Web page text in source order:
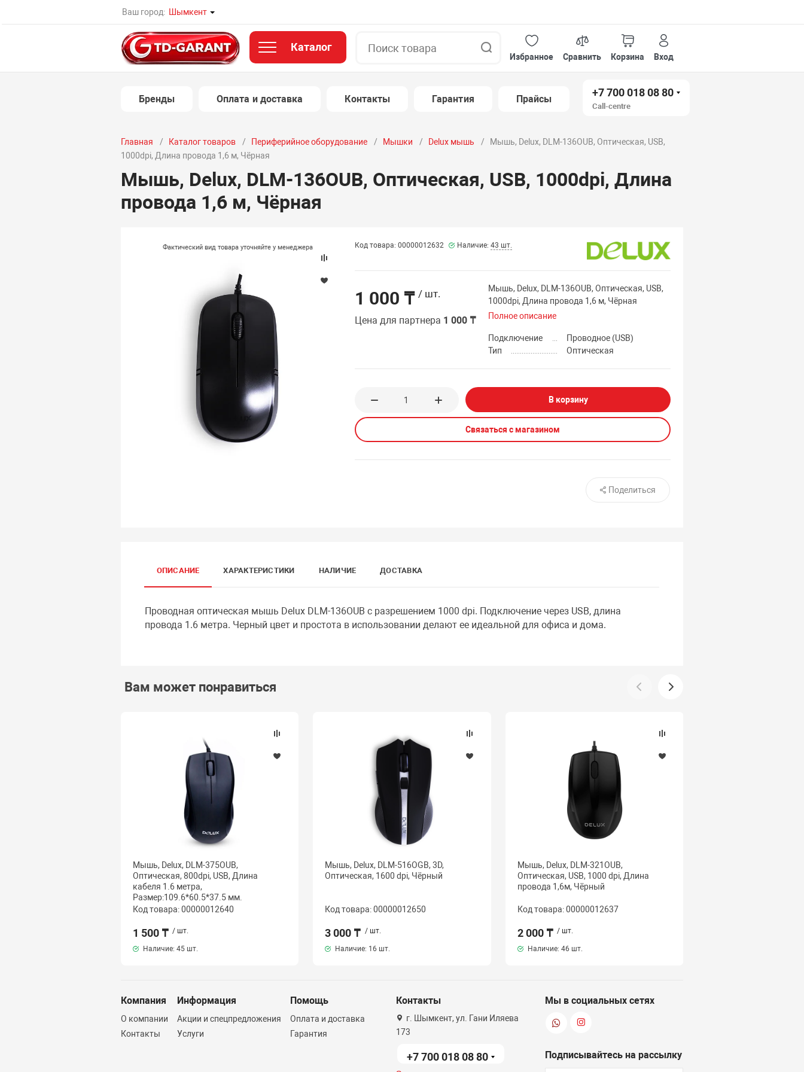
Ваш город: Шымкент
Каталог
Избранное
Сравнить Корзина Вход
Бренды Оплата и доставка Контакты Гарантия Прайсы
+7 700 018 08 80
Call-centre
Главная Каталог товаров Периферийное оборудование Мышки Delux мышь
Мышь, Delux, DLM-136OUB, Оптическая, USB,
1000dpi, Длина провода 1,6 м, Чёрная
Мышь, Delux, DLM-136OUB, Оптическая, USB, 1000dpi, Длина
провода 1,6 м, Чёрная
Фактический вид товара уточняйте у менеджера Код товара: 00000012632 Наличие: 43 шт.
1 000 ₸ / шт.
Цена для партнера 1 000 ₸
Мышь, Delux, DLM-136OUB, Оптическая, USB,
1000dpi, Длина провода 1,6 м, Чёрная
Полное описание
Подключение
Проводное (USB)
Тип
Оптическая
В корзину
Связаться с магазином
Поделиться
ОПИСАНИЕ ХАРАКТЕРИСТИКИ НАЛИЧИЕ ДОСТАВКА
Проводная оптическая мышь Delux DLM-136OUB с разрешением 1000 dpi. Подключение через USB, длина
провода 1.6 метра. Черный цвет и простота в использовании делают ее идеальной для офиса и дома.
Вам может понравиться
Мышь, Delux, DLM-375OUB,
Оптическая, 800dpi, USB, Длина
кабеля 1.6 метра,
Размер:109.6*60.5*37.5 мм.
Код товара: 00000012640
1 500 ₸ / шт.
Наличие: 45 шт.
Мышь, Delux, DLM-516OGB, 3D,
Оптическая, 1600 dpi, Чёрный
Код товара: 00000012650
3 000 ₸ / шт.
Наличие: 16 шт.
Мышь, Delux, DLM-321OUB,
Оптическая, USB, 1000 dpi, Длина
провода 1,6м, Чёрный
Код товара: 00000012637
2 000 ₸ / шт.
Наличие: 46 шт.
Компания
О компании
Контакты
Информация
Акции и спецпредложения
Услуги
Помощь
Оплата и доставка
Гарантия
Контакты
г. Шымкент, ул. Гани Иляева
173
+7 700 018 08 80
Мы в социальных сетях
Подписывайтесь на рассылку